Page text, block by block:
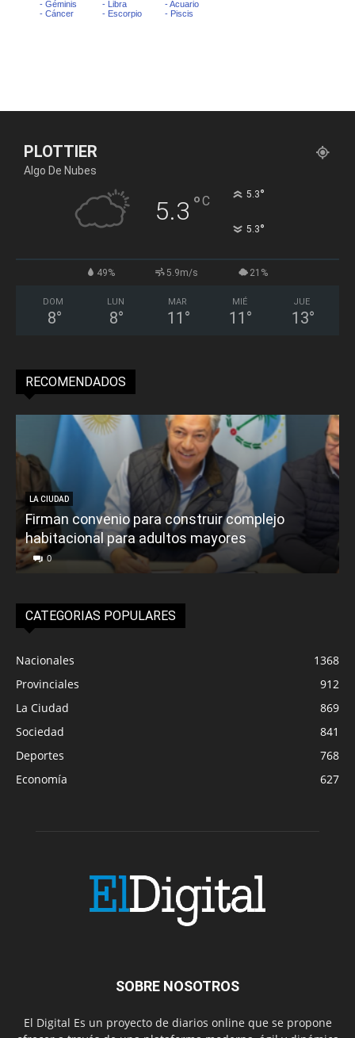
PLOTTIER
Algo De Nubes
5.3 °C 5.3°
5.3°
49% 5.9m/s 21%
DOM
8°
LUN
8°
MAR
11 °
MIÉ
11 °
JUE
13°
RECOMENDADOS
LA CIUDAD
Firman convenio para construir complejo
habitacional para adultos mayores
0
CATEGORIAS POPULARES
Nacionales
1368
Provinciales
912
La Ciudad
869
Sociedad
841
Deportes
768
Economía
627
SOBRE NOSOTROS
El Digital Es un proyecto de diarios online que se propone